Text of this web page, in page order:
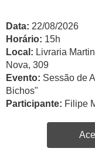
Data: 22/08/2026
Horário: 15h
Local: Livraria
Nova, 309
Evento: Sessão de
Bichos"
Participante: Filipe